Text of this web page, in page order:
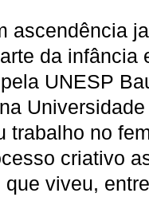
ascendência
da infância
UNESP
trabalho no
criativo
viveu,